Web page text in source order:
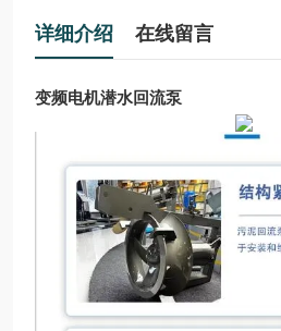
详细介绍 在线留言
变频电机潜水回流泵